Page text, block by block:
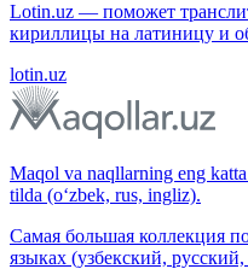
Lotin.uz — поможет
кириллицы на латиницу и
lotin.uz
Maqol va naqllarning eng
tilda (o‘zbek, rus, ingliz).
Самая большая коллекция
языках (узбекский,